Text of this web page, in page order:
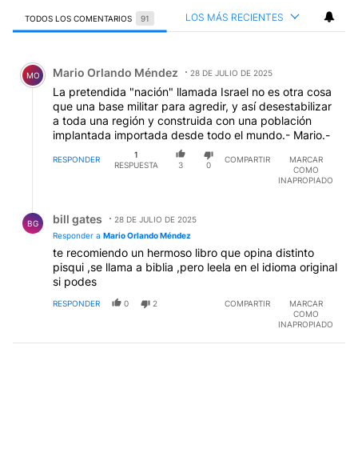
TODOS LOS COMENTARIOS 91 LOS MÁS RECIENTES
Comentario de Mario Orlando Méndez.
MO Mario Orlando Méndez 28 DE JULIO DE 2025
La pretendida "nación" llamada Israel no es otra cosa
que una base militar para agredir, y así desestabilizar
a toda una región y construida con una población
implantada importada desde todo el mundo.- Mario.-
RESPONDER
1
RESPUESTA
3 0
COMPARTIR
MARCAR
COMO
INAPROPIADO
BG bill gates
28 DE JULIO DE 2025
Responder a Mario Orlando Méndez
te recomiendo un hermoso libro que opina distinto
pisqui ,se llama a biblia ,pero leela en el idioma original
si podes
RESPONDER 0 2 COMPARTIR
MARCAR
COMO
INAPROPIADO